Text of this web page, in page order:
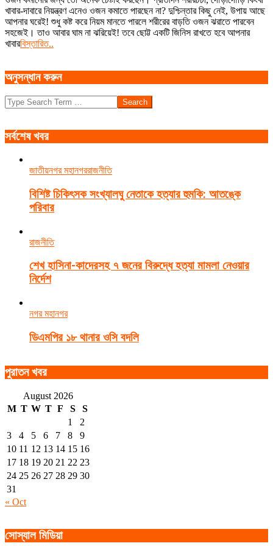
খাবার-দাবারে নিয়ন্ত্রণ এনেও ওজন কমাতে পারছেন না? দুশ্চিন্তার কিছু নেই, উপায় আছে
আপনার ঘরেই! শুধু কষ্ট করে নিয়ম মানতে পারলে শরীরের বাড়তি ওজন ঝরাতে পারবেন
সহজেই। তাও আবার ঘাম না ঝরিয়েই! তবে ছোট্ট একটি জিনিস রাখতে হবে আপনার
খাবারবিস্তারিত..
অনুসন্ধান করুন
Search
সর্বশেষ খবর
জাতীয়নগর মহানগররাজনীতি
বিশিষ্ট চিকিৎসক সংখ্যালঘু নেতাকে হত্যার হুমকি: আতঙ্কে
পরিবার
রাজনীতি
শেখ হাসিনা-কাদেরসহ ৭ জনের বিরুদ্ধে হত্যা মামলা নেওয়ার
নির্দেশ
নগর মহানগর
ডিএমপির ১৮ থানার ওসি বদলি
পুরাতন খবর
August 2026
M T W T F S
S
1
2
3
4 5 6 7 8
9
10 11 12 13 14 15 16
17 18 19 20 21 22 23
24 25 26 27 28 29 30
31
« Oct
সোস্যাল মিডিয়া